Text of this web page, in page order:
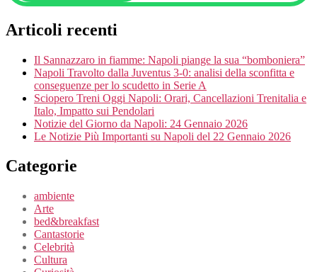
Articoli recenti
Il Sannazzaro in fiamme: Napoli piange la sua “bomboniera”
Napoli Travolto dalla Juventus 3-0: analisi della sconfitta e
conseguenze per lo scudetto in Serie A
Sciopero Treni Oggi Napoli: Orari, Cancellazioni Trenitalia e
Italo, Impatto sui Pendolari
Notizie del Giorno da Napoli: 24 Gennaio 2026
Le Notizie Più Importanti su Napoli del 22 Gennaio 2026
Categorie
ambiente
Arte
bed&breakfast
Cantastorie
Celebrità
Cultura